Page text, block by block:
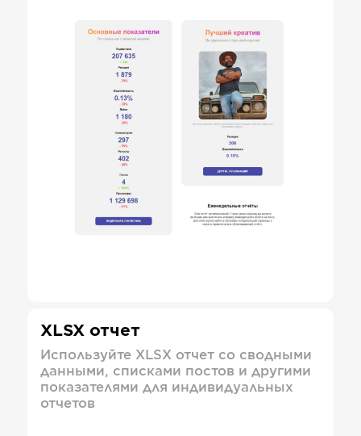
XLSX отчет
Используйте XLSX отчет со сводными
данными, списками постов и другими
показателями для индивидуальных
отчетов